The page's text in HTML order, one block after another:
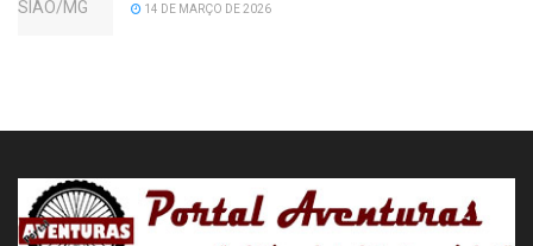
14 DE MARÇO DE 2026